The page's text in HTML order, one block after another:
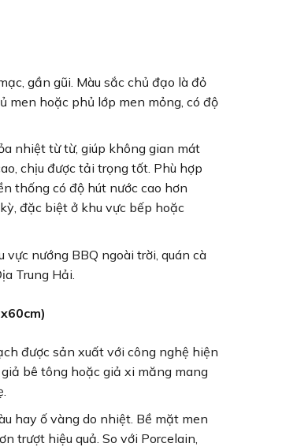
gần gũi. Màu sắc chủ đạo là đỏ
men hoặc phủ lớp men mỏng, có độ
nhiệt từ từ, giúp không gian mát
chịu được tải trọng tốt. Phù hợp
thống có độ hút nước cao hơn
đặc biệt ở khu vực bếp hoặc
nướng BBQ ngoài trời, quán cà
Trung Hải.
được sản xuất với công nghệ hiện
bê tông hoặc giả xi măng mang
hay ố vàng do nhiệt. Bề mặt men
trượt hiệu quả. So với Porcelain,